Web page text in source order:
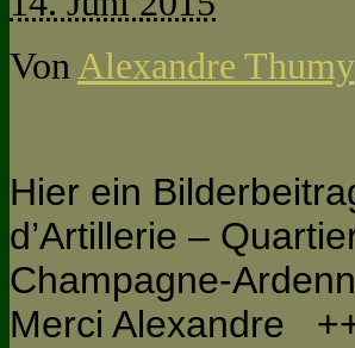
VonAlexandre Thumy
Hier ein
d’Artillerie –
Champagne-
Merci Alexandre